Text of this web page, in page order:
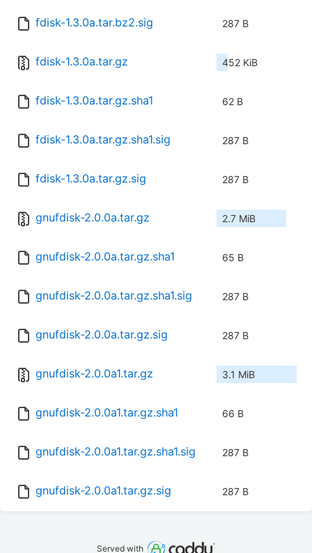
fdisk-1.3.0a.tar.bz2.sig 287 B
fdisk-1.3.0a.tar.gz 452 KiB
fdisk-1.3.0a.tar.gz.sha1 62 B
fdisk-1.3.0a.tar.gz.sha1.sig 287 B
fdisk-1.3.0a.tar.gz.sig 287 B
gnufdisk-2.0.0a.tar.gz 2.7 MiB
gnufdisk-2.0.0a.tar.gz.sha1 65 B
gnufdisk-2.0.0a.tar.gz.sha1.sig 287 B
gnufdisk-2.0.0a.tar.gz.sig 287 B
gnufdisk-2.0.0a1.tar.gz 3.1 MiB
gnufdisk-2.0.0a1.tar.gz.sha1 66 B
gnufdisk-2.0.0a1.tar.gz.sha1.sig 287 B
gnufdisk-2.0.0a1.tar.gz.sig 287 B
Served with